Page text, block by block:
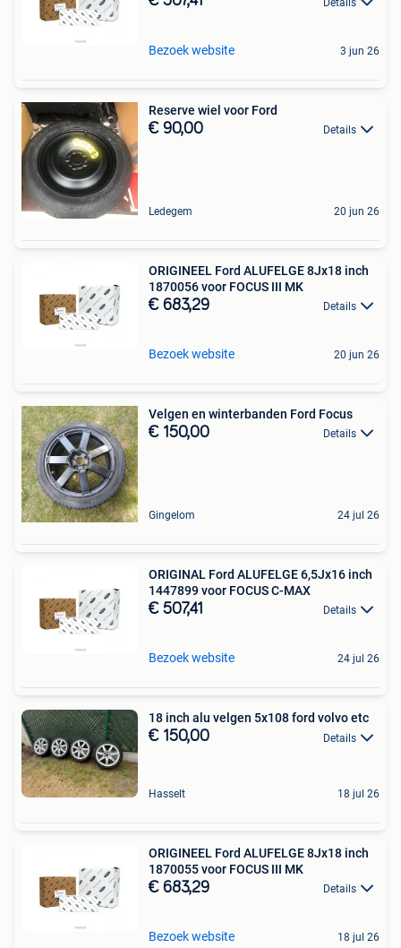
Bezoek website 3 jun 26
Reserve wiel voor Ford
€ 90,00 Details
Ledegem 20 jun 26
ORIGINEEL Ford ALUFELGE 8Jx18 inch
1870056 voor FOCUS III MK
€ 683,29 Details
Bezoek website 20 jun 26
Velgen en winterbanden Ford Focus
€ 150,00 Details
Gingelom 24 jul 26
ORIGINAL Ford ALUFELGE 6,5Jx16 inch
1447899 voor FOCUS C-MAX
€ 507,41 Details
Bezoek website 24 jul 26
18 inch alu velgen 5x108 ford volvo etc
€ 150,00 Details
Hasselt 18 jul 26
ORIGINEEL Ford ALUFELGE 8Jx18 inch
1870055 voor FOCUS III MK
€ 683,29 Details
Bezoek website 18 jul 26